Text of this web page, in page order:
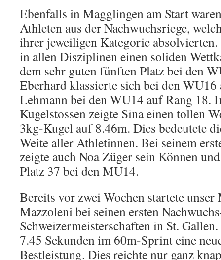
Ebenfalls in Magglingen am Start
Athleten aus der Nachwuchsriege,
ihrer jeweiligen Kategorie
in allen Disziplinen einen soliden
dem sehr guten fünften Platz bei den
Eberhard klassierte sich bei den
Lehmann bei den WU14 auf Rang 18.
Kugelstossen zeigte Sina einen tollen
3kg-Kugel auf 8.46m. Dies bedeutete
Weite aller Athletinnen. Bei seinem
zeigte auch Noa Züger sein Können
Platz 37 bei den MU14.
Bereits vor zwei Wochen startete
Mazzoleni bei seinen ersten
Schweizermeisterschaften in St.
7.45 Sekunden im 60m-Sprint eine
Bestleistung. Dies reichte nur ganz